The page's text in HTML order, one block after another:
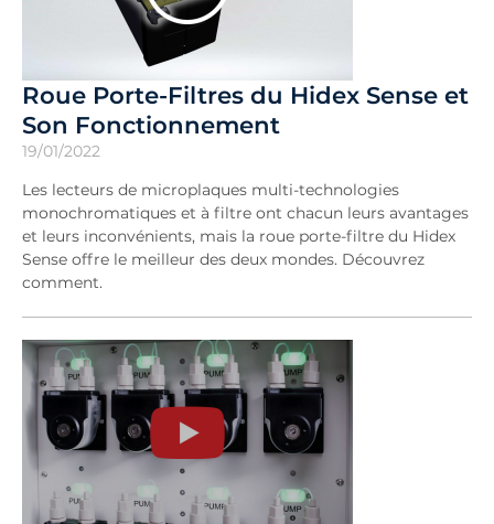
Roue Porte-Filtres du Hidex Sense et
Son Fonctionnement
19/01/2022
Les lecteurs de microplaques multi-technologies
monochromatiques et à filtre ont chacun leurs avantages
et leurs inconvénients, mais la roue porte-filtre du Hidex
Sense offre le meilleur des deux mondes. Découvrez
comment.